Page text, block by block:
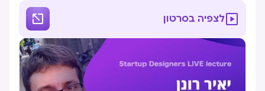
לצפיה בסרטון 